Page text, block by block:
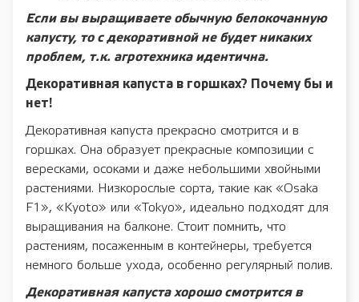
Если вы выращиваете обычную белокочанную
капусту, то с декоративной не будет никаких
проблем, т.к. агротехника идентична.
Декоративная капуста в горшках? Почему бы и
нет!
Декоративная капуста прекрасно смотрится и в
горшках. Она образует прекрасные композиции с
вересками, осоками и даже небольшими хвойными
растениями. Низкорослые сорта, такие как «Osaka
F1», «Kyoto» или «Tokyo», идеально подходят для
выращивания на балконе. Стоит помнить, что
растениям, посаженным в контейнеры, требуется
немного больше ухода, особенно регулярный полив.
Декоративная капуста хорошо смотрится в